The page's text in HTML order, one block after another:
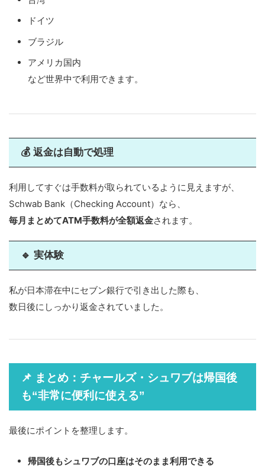
ドイツ
ブラジル
アメリカ国内
など世界中で利用できます。
💰 返金は自動で処理
利用してすぐは手数料が取られているように見えますが、
Schwab Bank（Checking Account）なら、
毎月まとめてATM手数料が全額返金されます。
🔹 実体験
私が日本滞在中にセブン銀行で引き出した際も、
数日後にしっかり返金されていました。
📌 まとめ：チャールズ・シュワブは帰国後
も“非常に便利に使える”
最後にポイントを整理します。
帰国後もシュワブの口座はそのまま利用できる